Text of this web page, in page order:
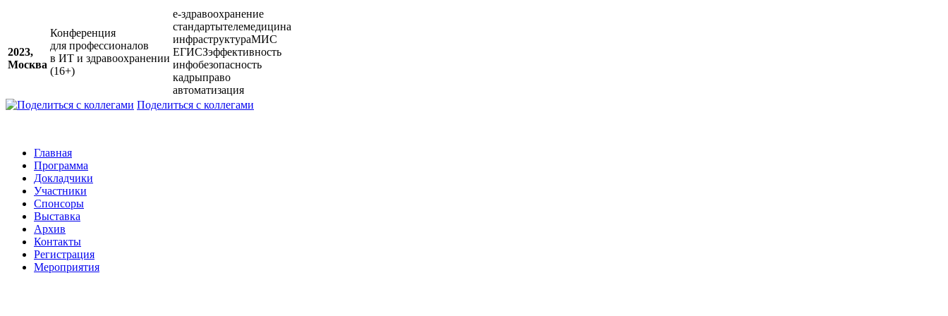
2023,
Москва
Конференция
для профессионалов
в ИТ и здравоохранении
(16+)
е-здравоохранение
стандартытелемедицина
инфраструктураМИС
ЕГИСЗэффективность
инфобезопасность
кадрыправо
автоматизация
Поделиться с коллегами
Главная
Программа
Докладчики
Участники
Спонсоры
Выставка
Архив
Контакты
Регистрация
Мероприятия